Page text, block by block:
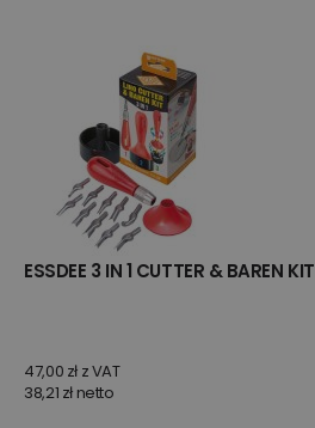
ESSDEE 3 IN 1 CUTTER & BAREN KIT
47,00 zł z VAT
38,21 zł netto